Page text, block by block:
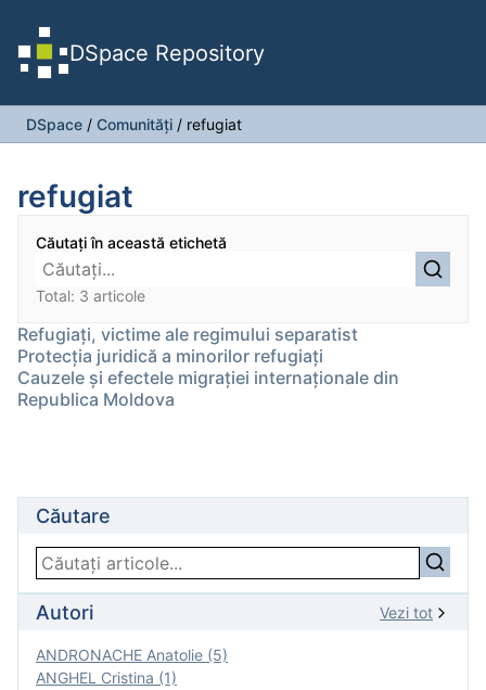
DSpace Repository
DSpace / Comunități / refugiat
refugiat
Căutați în această etichetă
Total: 3 articole
Refugiaţi, victime ale regimului separatist
Protecția juridică a minorilor refugiați
Cauzele şi efectele migraţiei internaţionale din
Republica Moldova
Căutare
Autori Vezi tot
ANDRONACHE Anatolie (5)
ANGHEL Cristina (1)